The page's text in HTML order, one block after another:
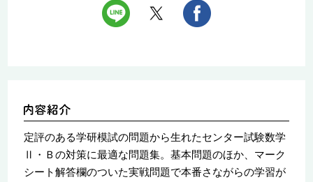
定評のある学研模試の問題から生れたセンター試験数学
Ⅱ・Ｂの対策に最適な問題集。基本問題のほか、マーク
シート解答欄のついた実戦問題で本番さながらの学習が